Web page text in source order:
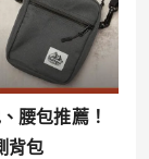
腰包推薦！
背包